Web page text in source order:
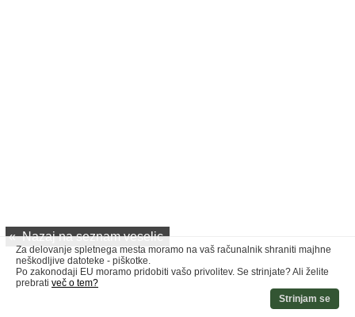
« Nazaj na seznam veselic
Za delovanje spletnega mesta moramo na vaš računalnik shraniti majhne
neškodljive datoteke - piškotke.
Po zakonodaji EU moramo pridobiti vašo privolitev. Se strinjate? Ali želite
prebrati več o tem?
Strinjam se